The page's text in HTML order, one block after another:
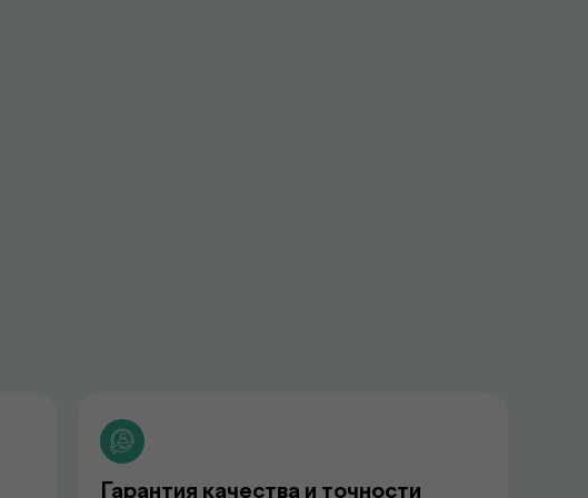
Гарантия качества и точности